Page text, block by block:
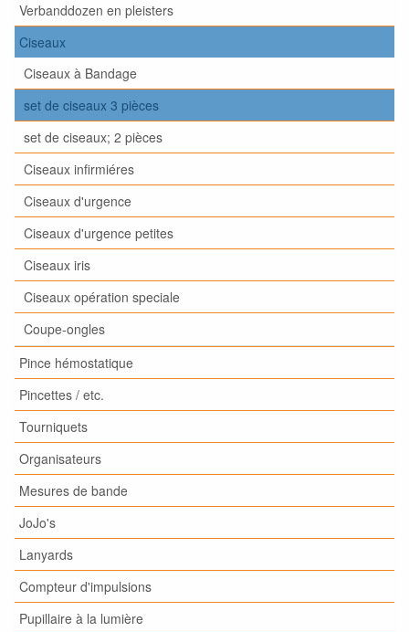
Verbanddozen en pleisters
Ciseaux
Ciseaux à Bandage
set de ciseaux 3 pièces
set de ciseaux; 2 pièces
Ciseaux infirmiéres
Ciseaux d'urgence
Ciseaux d'urgence petites
Ciseaux iris
Ciseaux opération speciale
Coupe-ongles
Pince hémostatique
Pincettes / etc.
Tourniquets
Organisateurs
Mesures de bande
JoJo's
Lanyards
Compteur d'impulsions
Pupillaire à la lumière